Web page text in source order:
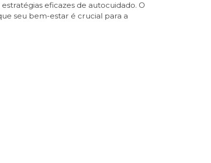
eficazes de autocuidado. O
seu bem-estar é crucial para a